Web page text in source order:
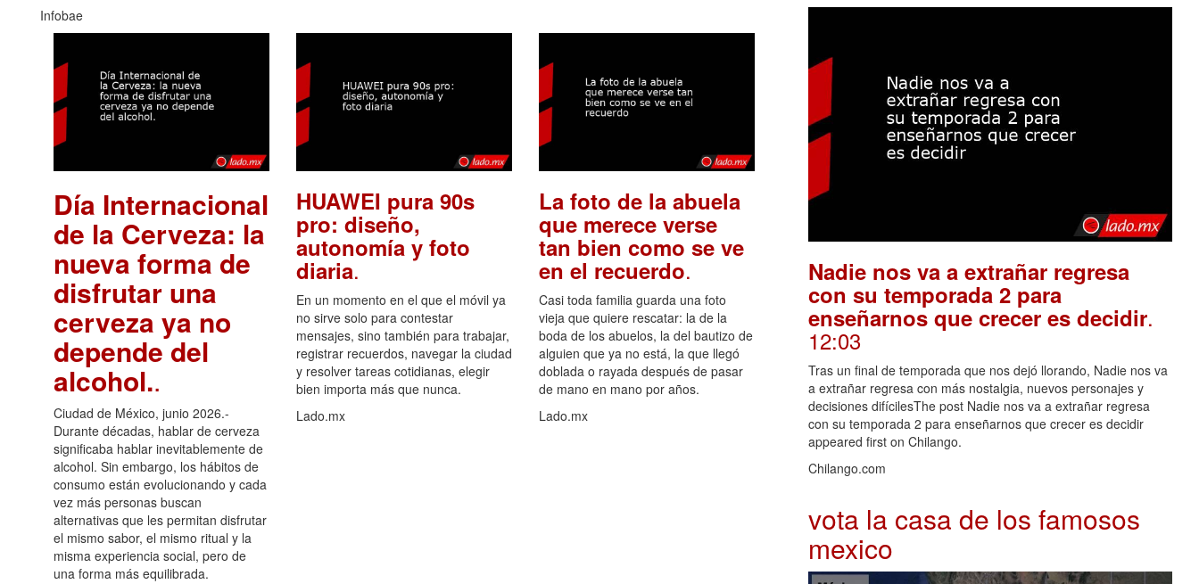
Infobae
Día Internacional
de la Cerveza: la
nueva forma de
disfrutar una
cerveza ya no
depende del
alcohol..
Ciudad de México, junio 2026.-
Durante décadas, hablar de cerveza
significaba hablar inevitablemente de
alcohol. Sin embargo, los hábitos de
consumo están evolucionando y cada
vez más personas buscan
alternativas que les permitan disfrutar
el mismo sabor, el mismo ritual y la
misma experiencia social, pero de
una forma más equilibrada.
HUAWEI pura 90s
pro: diseño,
autonomía y foto
diaria.
En un momento en el que el móvil ya
no sirve solo para contestar
mensajes, sino también para trabajar,
registrar recuerdos, navegar la ciudad
y resolver tareas cotidianas, elegir
bien importa más que nunca.
Lado.mx
La foto de la abuela
que merece verse
tan bien como se ve
en el recuerdo.
Casi toda familia guarda una foto
vieja que quiere rescatar: la de la
boda de los abuelos, la del bautizo de
alguien que ya no está, la que llegó
doblada o rayada después de pasar
de mano en mano por años.
Lado.mx
Nadie nos va a extrañar regresa
con su temporada 2 para
enseñarnos que crecer es decidir.
12:03
Tras un final de temporada que nos dejó llorando, Nadie nos va
a extrañar regresa con más nostalgia, nuevos personajes y
decisiones difícilesThe post Nadie nos va a extrañar regresa
con su temporada 2 para enseñarnos que crecer es decidir
appeared first on Chilango.
Chilango.com
vota la casa de los famosos
mexico